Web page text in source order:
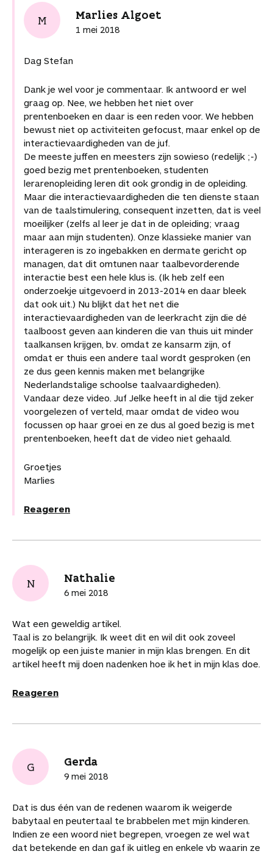
k
k
n
p
M Marlies Algoet
1 mei 2018
Dag Stefan
Dank je wel voor je commentaar. Ik antwoord er wel
graag op. Nee, we hebben het niet over
prentenboeken en daar is een reden voor. We hebben
bewust niet op activiteiten gefocust, maar enkel op de
interactievaardigheden van de juf.
De meeste juffen en meesters zijn sowieso (redelijk ;-)
goed bezig met prentenboeken, studenten
lerarenopleiding leren dit ook grondig in de opleiding.
Maar die interactievaardigheden die ten dienste staan
van de taalstimulering, consequent inzetten, dat is veel
moeilijker (zelfs al leer je dat in de opleiding; vraag
maar aan mijn studenten). Onze klassieke manier van
interageren is zo ingebakken en dermate gericht op
managen, dat dit omtunen naar taalbevorderende
interactie best een hele klus is. (Ik heb zelf een
onderzoekje uitgevoerd in 2013-2014 en daar bleek
dat ook uit.) Nu blijkt dat het net die
interactievaardigheden van de leerkracht zijn die dé
taalboost geven aan kinderen die van thuis uit minder
taalkansen krijgen, bv. omdat ze kansarm zijn, of
omdat er thuis een andere taal wordt gesproken (en
ze dus geen kennis maken met belangrijke
Nederlandstalige schoolse taalvaardigheden).
Vandaar deze video. Juf Jelke heeft in al die tijd zeker
voorgelezen of verteld, maar omdat de video wou
focussen op haar groei en ze dus al goed bezig is met
prentenboeken, heeft dat de video niet gehaald.
Groetjes
Marlies
Reageren
N Nathalie
6 mei 2018
Wat een geweldig artikel.
Taal is zo belangrijk. Ik weet dit en wil dit ook zoveel
mogelijk op een juiste manier in mijn klas brengen. En dit
artikel heeft mij doen nadenken hoe ik het in mijn klas doe.
Reageren
G Gerda
9 mei 2018
Dat is dus één van de redenen waarom ik weigerde
babytaal en peutertaal te brabbelen met mijn kinderen.
Indien ze een woord niet begrepen, vroegen ze wel wat
dat betekende en dan gaf ik uitleg en enkele vb waarin ze